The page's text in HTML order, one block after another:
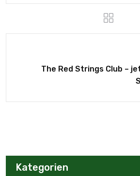
The Red Strings Club –
Kategorien